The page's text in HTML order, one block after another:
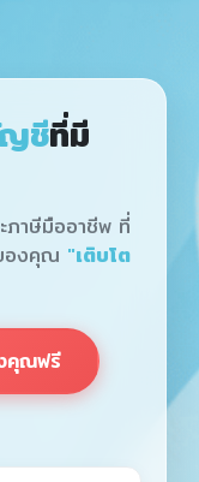
ชีที่มี
ภาษีมืออาชีพ ที่
องคุณ "เติบโต
คุณฟรี